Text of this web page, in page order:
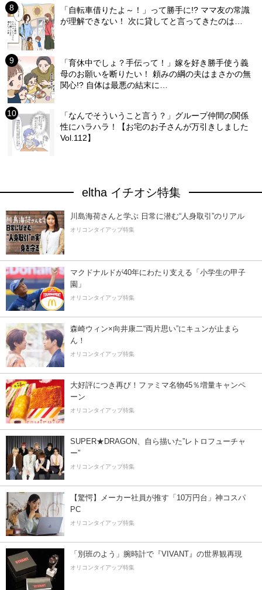
「自転車借りたよ～！」って勝手に!? ママ友の常識
が理解できない！ 次に貸してと言ってきたのは…
「育休中でしょ？手伝って！」嫁を好き勝手使う義
母のお願いを断りたい！ 頼みの綱の夫はまさかの無
関心!? 自体は最悪の結末に…
「なんでそういうこと言う？」グループ仲間の関係
性にハラハラ！【お宅のお子さんが万引きしました
Vol.112】
eltha イチオシ特集
川島海荷さんと学ぶ 日常に潜む“人身取引”のリアル
オリコンタイアップ特集
マクドナルドが40年にわたり支える「小学生の甲子
園」
オリコンタイアップ特集
森崎ウィン×向井康二“両片思い”にキュンが止まら
ん！
オリコンタイアップ特集
大好評につき再び！ファミマ名物45％増量キャンペ
ーン
オリコンタイアップ特集
SUPER★DRAGON、自ら描いた”レトロフューチャ
ー”
オリコンタイアップ特集
【驚愕】メーカー社員が推す「10万円台」神コスパ
PC
オリコンタイアップ特集
「別班のよう」腕時計で『VIVANT』の世界観再現
オリコンタイアップ特集